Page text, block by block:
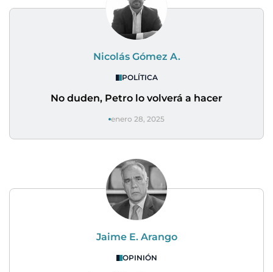
Nicolás Gómez A.
POLÍTICA
No duden, Petro lo volverá a hacer
enero 28, 2025
Jaime E. Arango
OPINIÓN